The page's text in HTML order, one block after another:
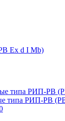
Ex d I Mb)
типа РИП-РВ
типа РИП-РВ